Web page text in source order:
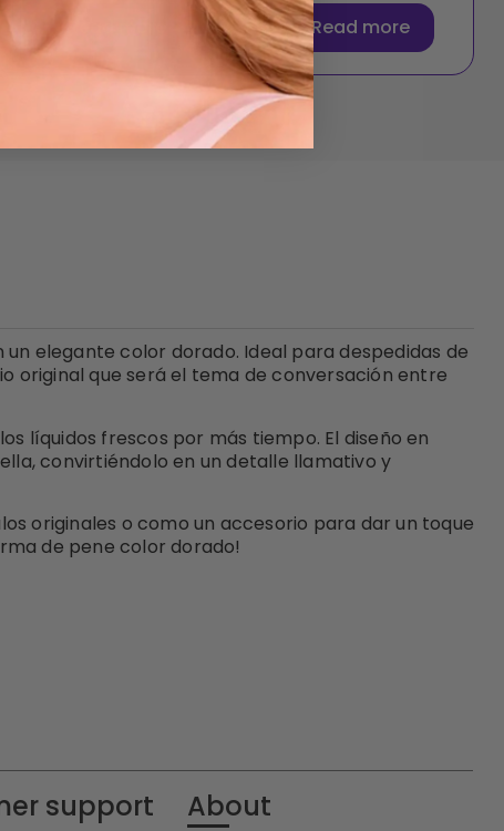
Read more Read more
elegante color dorado. Ideal para despedidas de
original que será el tema de conversación entre
líquidos frescos por más tiempo. El diseño en
convirtiéndolo en un detalle llamativo y
originales o como un accesorio para dar un toque
de pene color dorado!
support About